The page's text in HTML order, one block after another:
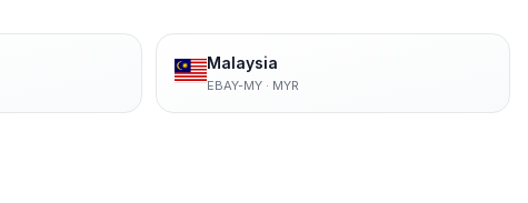
Malaysia
EBAY-MY· MYR